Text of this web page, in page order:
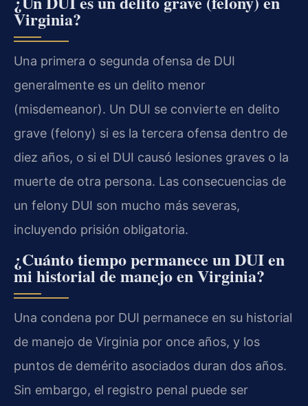
Virginia?
Una primera o segunda ofensa de DUI
generalmente es un delito menor
(misdemeanor). Un DUI se convierte en delito
grave (felony) si es la tercera ofensa dentro de
diez años, o si el DUI causó lesiones graves o la
muerte de otra persona. Las consecuencias de
un felony DUI son mucho más severas,
incluyendo prisión obligatoria.
¿Cuánto tiempo permanece un DUI en
mi historial de manejo en Virginia?
Una condena por DUI permanece en su historial
de manejo de Virginia por once años, y los
puntos de demérito asociados duran dos años.
Sin embargo, el registro penal puede ser